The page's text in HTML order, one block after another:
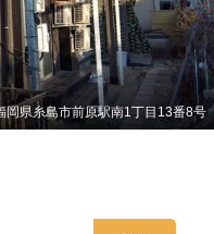
岡県糸島市前原駅南1丁目13番8号